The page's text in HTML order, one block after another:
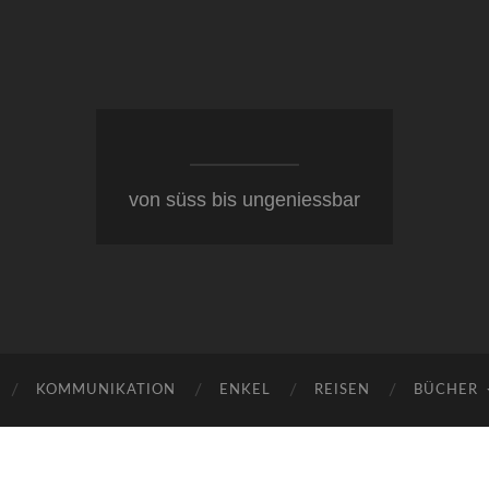
von süss bis ungeniessbar
KOMMUNIKATION ENKEL REISEN BÜCHER